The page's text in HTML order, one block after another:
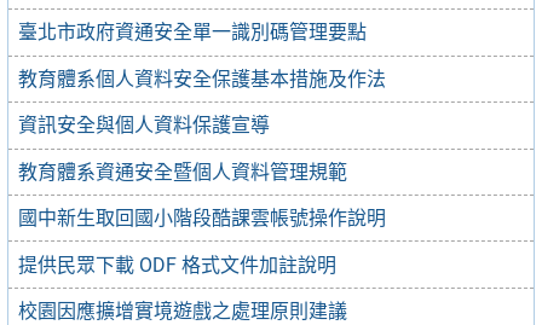
臺北市政府資通安全單一識別碼管理要點
教育體系個人資料安全保護基本措施及作法
資訊安全與個人資料保護宣導
教育體系資通安全暨個人資料管理規範
國中新生取回國小階段酷課雲帳號操作說明
提供民眾下載 ODF 格式文件加註說明
校園因應擴增實境遊戲之處理原則建議